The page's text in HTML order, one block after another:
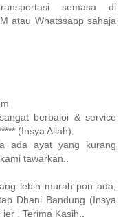
semasa di
atau Whatssapp sahaja
berbaloi & service
(Insya Allah).
ada ayat yang kurang
tawarkan..
lebih murah pon ada,
Dhani Bandung (Insya
, Terima Kasih..